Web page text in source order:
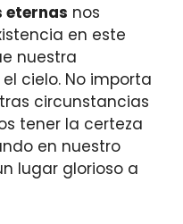
eternas nos
en este
nuestra
cielo. No importa
circunstancias
tener la certeza
en nuestro
lugar glorioso a